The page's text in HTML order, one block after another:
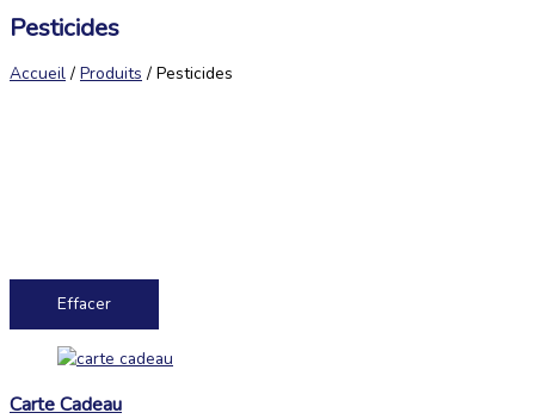
Pesticides
Accueil / Produits / Pesticides
Effacer
Carte Cadeau